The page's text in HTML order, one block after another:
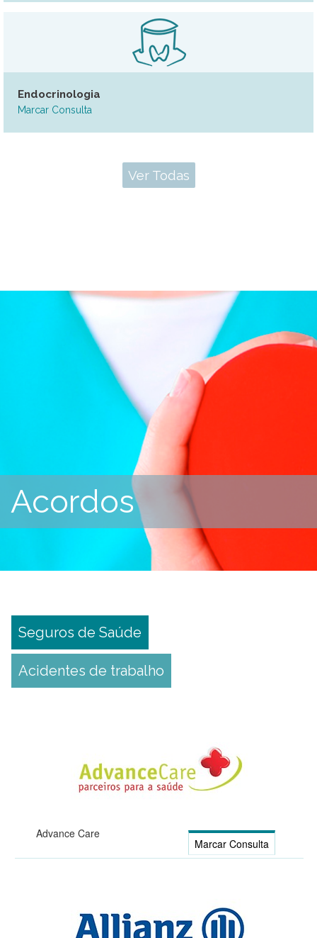
Endocrinologia
Marcar Consulta
Ver Todas
Acordos
Seguros de Saúde
Acidentes de trabalho
Advance Care
Marcar Consulta